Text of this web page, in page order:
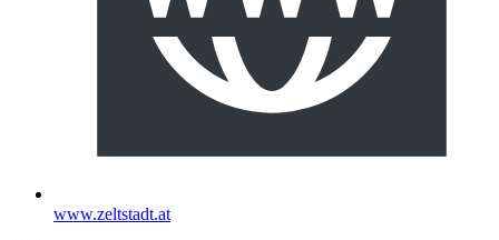
www.zeltstadt.at